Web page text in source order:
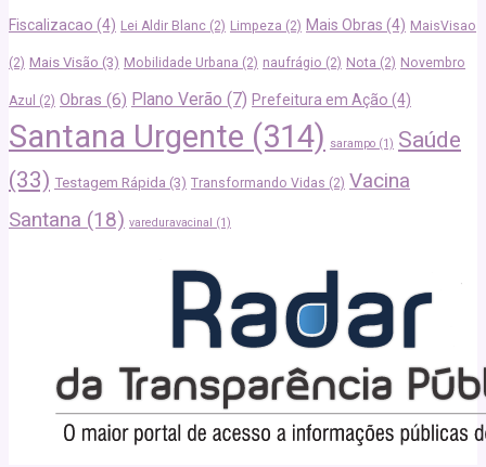
Fiscalizacao (4) Lei Aldir Blanc (2) Limpeza (2) Mais Obras (4) MaisVisao
(2) Mais Visão (3) Mobilidade Urbana (2) naufrágio (2) Nota (2) Novembro
Azul (2) Obras (6) Plano Verão (7) Prefeitura em Ação (4)
Santana Urgente (314) sarampo (1) Saúde
(33) Testagem Rápida (3) Transformando Vidas (2) Vacina
Santana (18) vareduravacinal (1)